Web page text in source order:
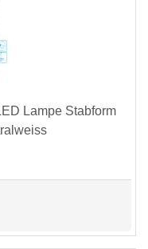
Lampe Stabform